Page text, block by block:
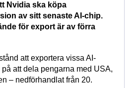
Nvidia ska köpa
av sitt senaste AI-chip.
för export är av förra
att exportera vissa AI-
att dela pengarna med USA,
– nedförhandlat från 20.